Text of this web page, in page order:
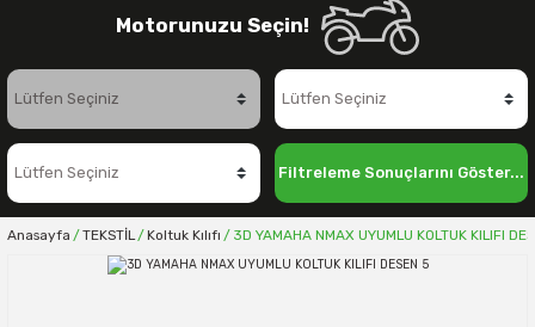
Motorunuzu Seçin!
Filtreleme Sonuçlarını Göster...
Anasayfa TEKSTİL Koltuk Kılıfı 3D YAMAHA NMAX UYUMLU KOLTUK KILIFI